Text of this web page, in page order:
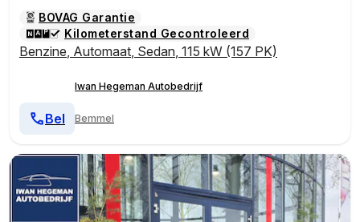
BOVAG Garantie
Kilometerstand Gecontroleerd
Benzine, Automaat, Sedan, 115 kW (157 PK)
Iwan Hegeman Autobedrijf
Bemmel
Bel